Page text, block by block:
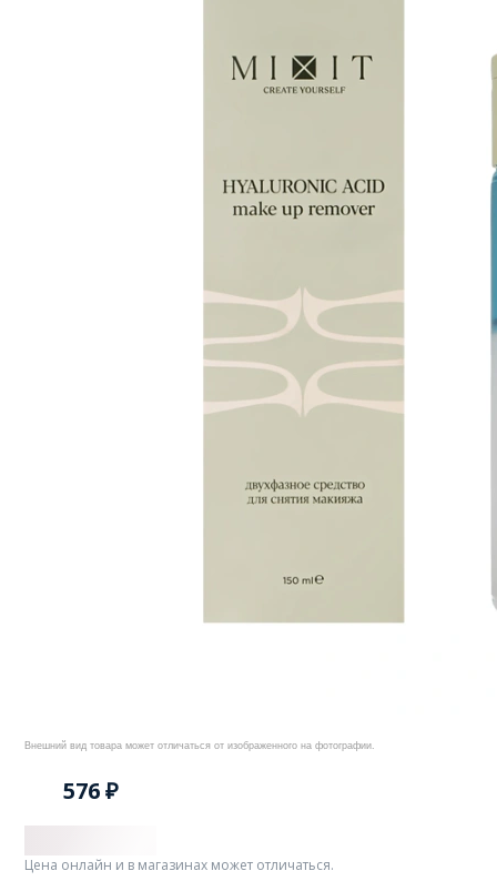
Внешний вид товара может отличаться от изображенного на фотографии.
576 ₽
Цена онлайн и в магазинах может отличаться.